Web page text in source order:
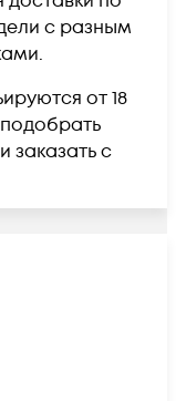
с разным
от 18
подобрать
заказать с